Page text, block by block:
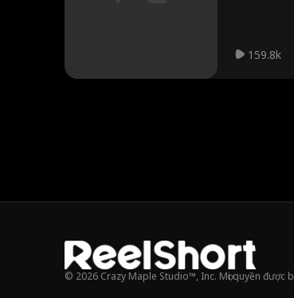
159.8k
© 2026 Crazy Maple Studio™, Inc. Mọi quyền được